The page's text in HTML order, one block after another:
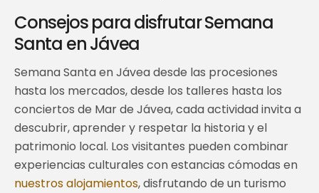
Consejos para disfrutar Semana
Santa en Jávea
Semana Santa en Jávea desde las procesiones
hasta los mercados, desde los talleres hasta los
conciertos de Mar de Jávea, cada actividad invita a
descubrir, aprender y respetar la historia y el
patrimonio local. Los visitantes pueden combinar
experiencias culturales con estancias cómodas en
nuestros alojamientos, disfrutando de un turismo